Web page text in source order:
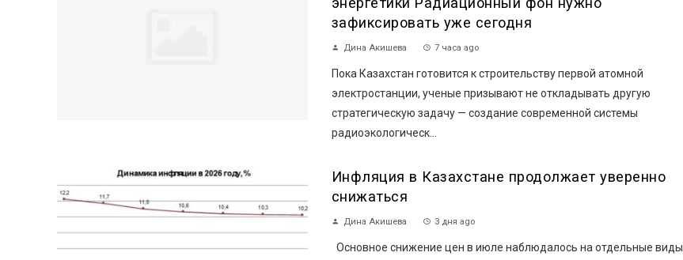
зафиксировать уже сегодня
Дина Акишева 7 часа ago
Пока Казахстан готовится к строительству первой атомной
электростанции, ученые призывают не откладывать другую
стратегическую задачу — создание современной системы
радиоэкологическ...
Инфляция в Казахстане продолжает уверенно
снижаться
Дина Акишева 3 дня ago
Основное снижение цен в июле наблюдалось на отдельные виды